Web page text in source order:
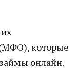
которые
онлайн.